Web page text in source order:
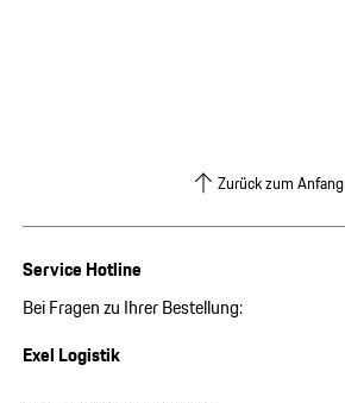
Zurück zum Anfang
Service Hotline
Bei Fragen zu Ihrer Bestellung:
Exel Logistik